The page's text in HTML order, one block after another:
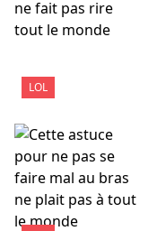
LOL